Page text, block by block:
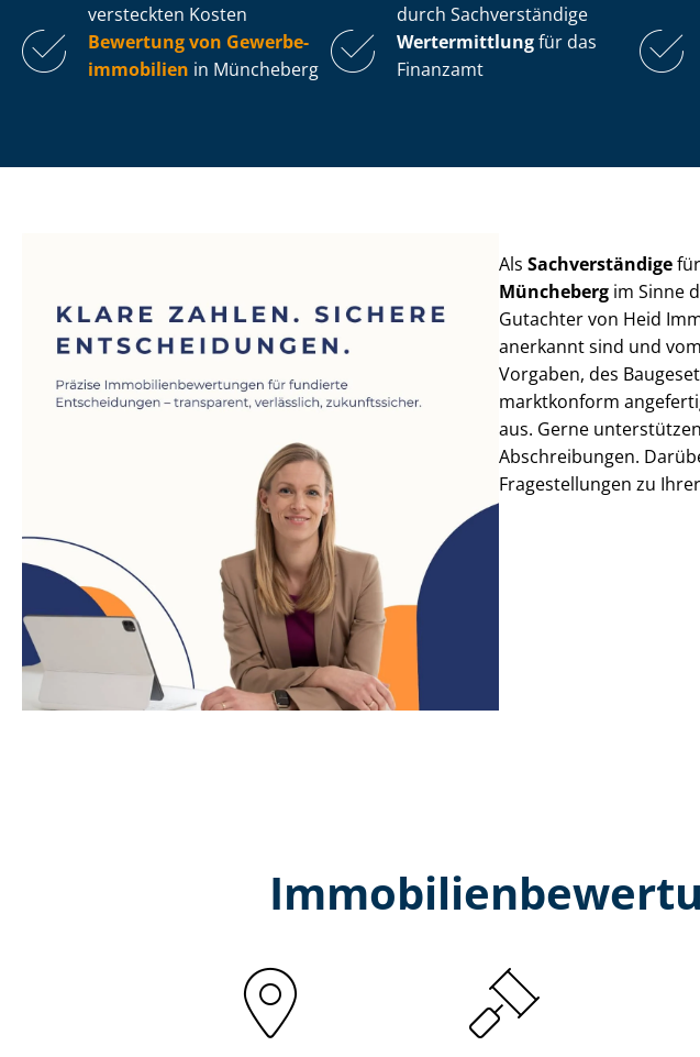
versteckten Kosten
durch Sachverständige
Bewertung von Ge­wer­be­
im­mo­bi­li­en in Müncheberg
Wertermittlungfür das
Finanzamt
AlsSachverständige
Müncheberg im Sinne
Gutachter von Heid
anerkannt sind und
Vorgaben, des
marktkonform
aus. Gerne
Abschreibungen.
Fragestellungen zu Ihrer